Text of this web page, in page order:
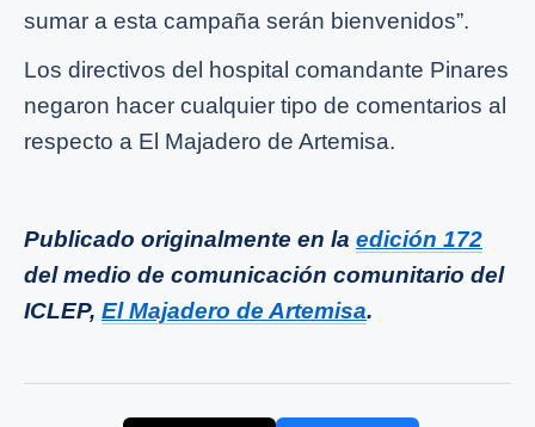
sumar a esta campaña serán bienvenidos”.
Los directivos del hospital comandante Pinares
negaron hacer cualquier tipo de comentarios al
respecto a El Majadero de Artemisa.
Publicado originalmente en la edición 172
del medio de comunicación comunitario del
ICLEP, El Majadero de Artemisa.